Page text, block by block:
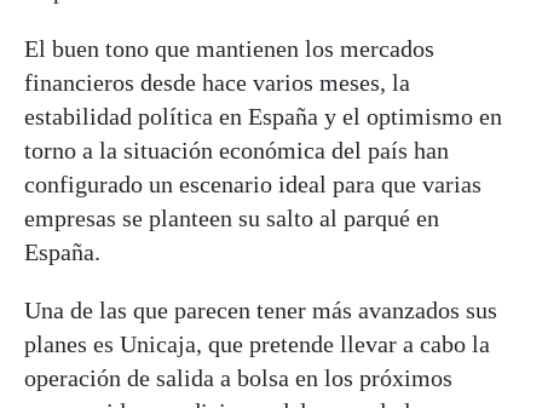
El buen tono que mantienen los mercados
financieros desde hace varios meses, la
estabilidad política en España y el optimismo en
torno a la situación económica del país han
configurado un escenario ideal para que varias
empresas se planteen su salto al parqué en
España.
Una de las que parecen tener más avanzados sus
planes es Unicaja, que pretende llevar a cabo la
operación de salida a bolsa en los próximos